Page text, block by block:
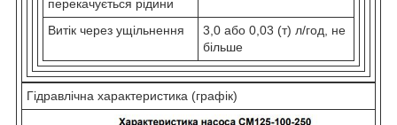
перекачується рідини
Витік через ущільнення
3,0 або 0,03 (т) л/год, не
більше
Гідравлічна характеристика (графік)